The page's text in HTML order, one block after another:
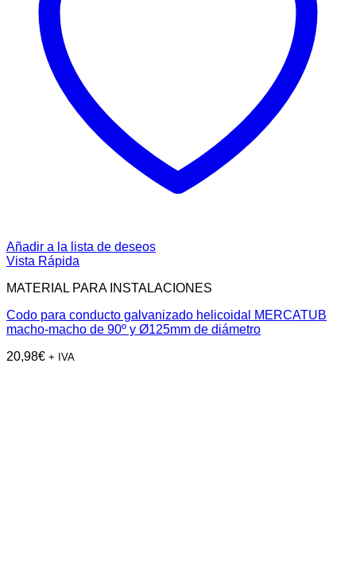
Añadir a la lista de deseos
Vista Rápida
MATERIAL PARA INSTALACIONES
Codo para conducto galvanizado helicoidal MERCATUB
macho-macho de 90º y Ø125mm de diámetro
20,98€ + IVA